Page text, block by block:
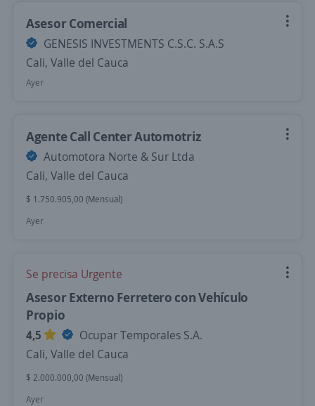
Asesor Comercial
GENESIS INVESTMENTS C.S.C. S.A.S
Cali, Valle del Cauca
Ayer
Agente Call Center Automotriz
Automotora Norte & Sur Ltda
Cali, Valle del Cauca
$ 1.750.905,00 (Mensual)
Ayer
Se precisa Urgente
Asesor Externo Ferretero con Vehículo
Propio
4,5
Ocupar Temporales S.A.
Cali, Valle del Cauca
$ 2.000.000,00 (Mensual)
Ayer